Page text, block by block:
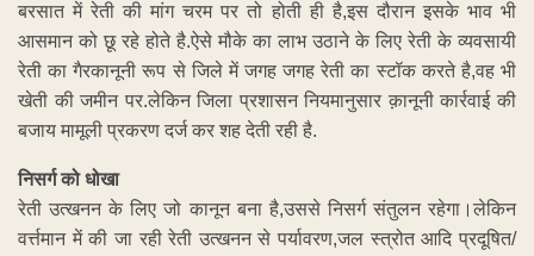
बरसात में रेती की मांग चरम पर तो होती ही है,इस दौरान इसके भाव भी
आसमान को छू रहे होते है.ऐसे मौके का लाभ उठाने के लिए रेती के व्यवसायी
रेती का गैरकानूनी रूप से जिले में जगह जगह रेती का स्टॉक करते है,वह भी
खेती की जमीन पर.लेकिन जिला प्रशासन नियमानुसार क़ानूनी कार्रवाई की
बजाय मामूली प्रकरण दर्ज कर शह देती रही है.
निसर्ग को धोखा
रेती उत्खनन के लिए जो कानून बना है,उससे निसर्ग संतुलन रहेगा।लेकिन
वर्त्तमान में की जा रही रेती उत्खनन से पर्यावरण,जल स्त्रोत आदि प्रदूषित/